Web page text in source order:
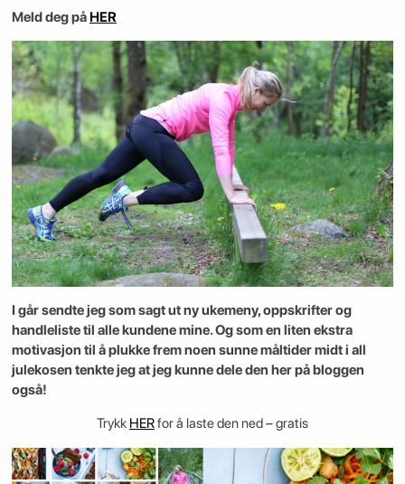
Meld deg påHER
I går sendte jeg som sagt ut ny ukemeny, oppskrifter og
handleliste til alle kundene mine. Og som en liten ekstra
motivasjon til å plukke frem noen sunne måltider midt i all
julekosen tenkte jeg at jeg kunne dele den her på bloggen
også!
Trykk HERfor å laste den ned – gratis